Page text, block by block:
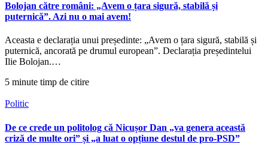
Bolojan către români: „Avem o țara sigură, stabilă și
puternică”. Azi nu o mai avem!
Aceasta e declarația unui președinte: „Avem o țara sigură, stabilă și
puternică, ancorată pe drumul european”. Declarația președintelui
Ilie Bolojan.…
5 minute timp de citire
Politic
De ce crede un politolog că Nicușor Dan „va genera această
criză de multe ori” și „a luat o opțiune destul de pro-PSD”